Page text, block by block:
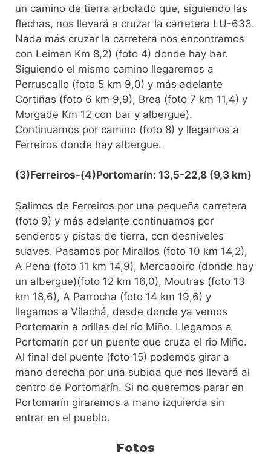
un camino de tierra arbolado que, siguiendo las
flechas, nos llevará a cruzar la carretera LU-633.
Nada más cruzar la carretera nos encontramos
con Leiman Km 8,2) (foto 4) donde hay bar.
Siguiendo el mismo camino llegaremos a
Perruscallo (foto 5 km 9,0) y más adelante
Cortiñas (foto 6 km 9,9), Brea (foto 7 km 11,4) y
Morgade Km 12 con bar y albergue).
Continuamos por camino (foto 8) y llegamos a
Ferreiros donde hay albergue.
(3)Ferreiros-(4)Portomarín: 13,5-22,8 (9,3 km)
Salimos de Ferreiros por una pequeña carretera
(foto 9) y más adelante continuamos por
senderos y pistas de tierra, con desniveles
suaves. Pasamos por Mirallos (foto 10 km 14,2),
A Pena (foto 11 km 14,9), Mercadoiro (donde hay
un albergue)(foto 12 km 16,0), Moutras (foto 13
km 18,6), A Parrocha (foto 14 km 19,6) y
llegamos a Vilachá, desde donde ya vemos
Portomarín a orillas del río Miño. Llegamos a
Portomarín por un puente que cruza el rio Miño.
Al final del puente (foto 15) podemos girar a
mano derecha por una subida que nos llevará al
centro de Portomarín. Si no queremos parar en
Portomarín giraremos a mano izquierda sin
entrar en el pueblo.
Fotos